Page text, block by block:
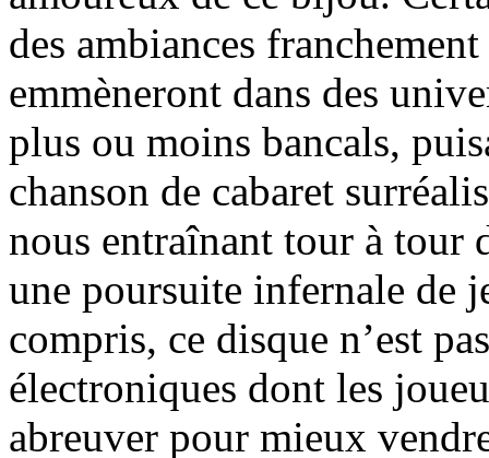
des ambiances
emmèneront dans des
plus ou moins bancals,
chanson de cabaret
nous entraînant tour à tour
une poursuite infernale de
compris, ce disque n’est
électroniques dont les
abreuver pour mieux